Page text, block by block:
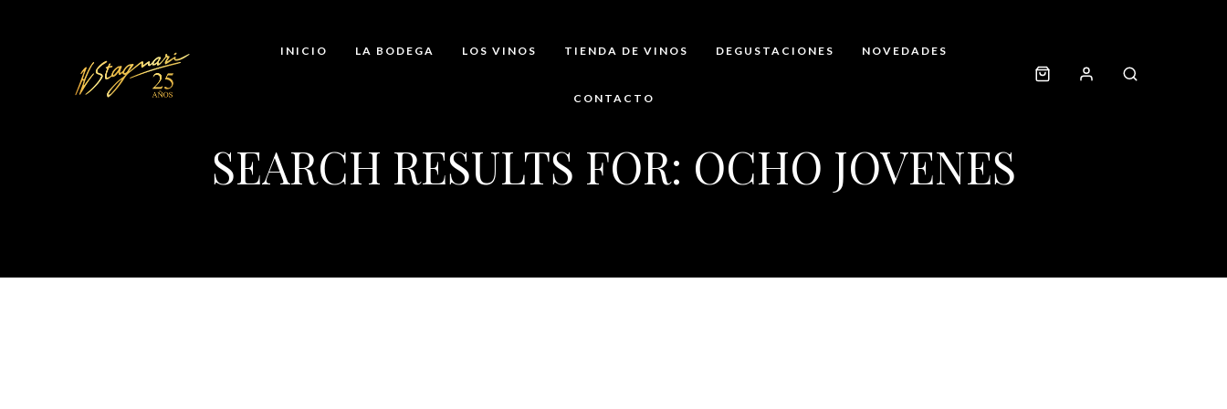
INICIO LA BODEGA LOS VINOS TIENDA DE VINOS DEGUSTACIONES NOVEDADES
CONTACTO
SEARCH RESULTS FOR: OCHO JOVENES